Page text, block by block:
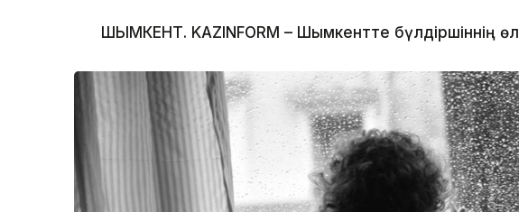
ШЫМКЕНТ. KAZINFORM – Шымкентте бүлдіршіннің